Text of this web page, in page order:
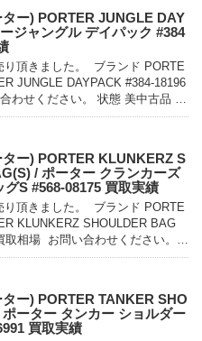
ー) PORTER JUNGLE DAY
ジャングル デイパック #384
り頂きました。 ブランド PORTE
JUNGLE DAYPACK #384-18196
わせください。 状態 美中古品 軽
持ち運べるパッカ […]
ー) PORTER KLUNKERZ S
/ ポーター クランカーズ
グS #568-08175 買取実績
り頂きました。 ブランド PORTE
KLUNKERZ SHOULDER BAG
取相場 お問い合わせください。
センジャー […]
ー) PORTER TANKER SHO
ーター タンカー ショルダー
買取実績